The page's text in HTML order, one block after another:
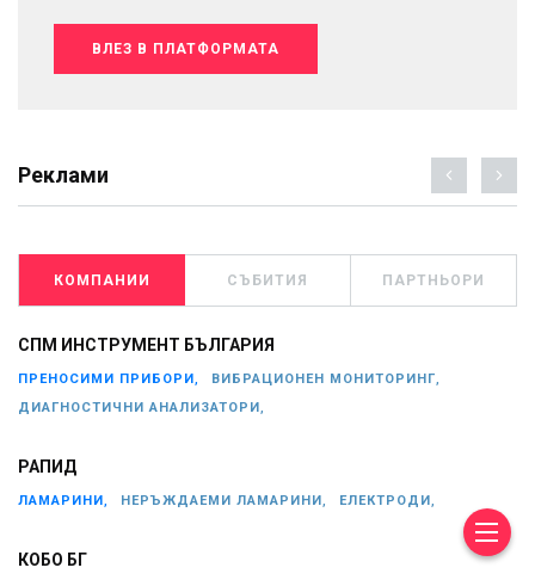
ВЛЕЗ В ПЛАТФОРМАТА
Реклами
КОМПАНИИ СЪБИТИЯ ПАРТНЬОРИ
СПМ ИНСТРУМЕНТ БЪЛГАРИЯ
ПРЕНОСИМИ ПРИБОРИ,
ВИБРАЦИОНЕН МОНИТОРИНГ,
ДИАГНОСТИЧНИ АНАЛИЗАТОРИ,
РАПИД
ЛАМАРИНИ, НЕРЪЖДАЕМИ ЛАМАРИНИ, ЕЛЕКТРОДИ,
КОБО БГ